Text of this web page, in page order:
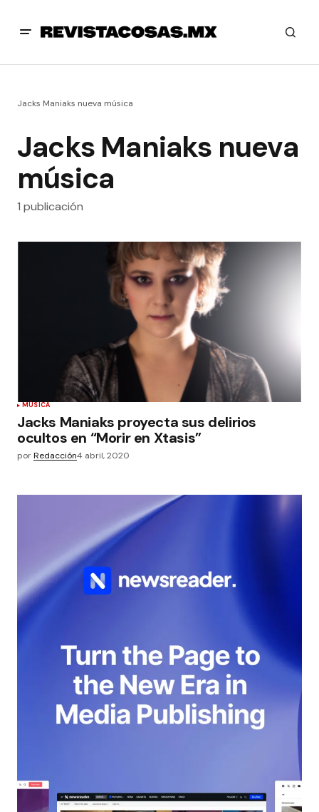
Jacks Maniaks nueva música
Jacks Maniaks nueva
música
1 publicación
MÚSICA
Jacks Maniaks proyecta sus delirios
ocultos en “Morir en Xtasis”
porRedacción4 abril, 2020